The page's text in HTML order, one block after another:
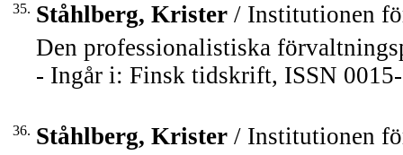
35. Ståhlberg, Krister / Institutionen
Den professionalistiska
- Ingår i: Finsk tidskrift, ISSN
36. Ståhlberg, Krister / Institutionen